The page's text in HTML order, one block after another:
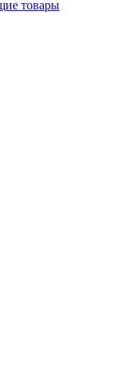
товары